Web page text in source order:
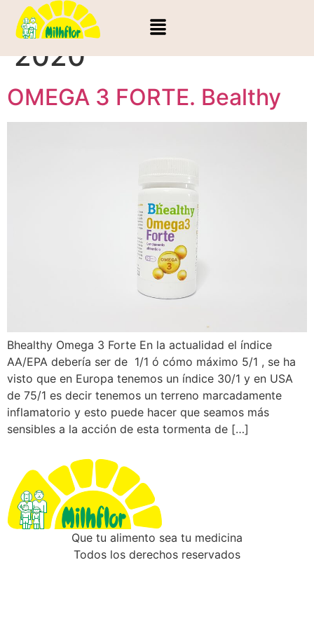
Día:29 de abril de
2020
OMEGA 3 FORTE. Bealthy
Bhealthy Omega 3 Forte En la actualidad el índice
AA/EPA debería ser de 1/1 ó cómo máximo 5/1 , se ha
visto que en Europa tenemos un índice 30/1 y en USA
de 75/1 es decir tenemos un terreno marcadamente
inflamatorio y esto puede hacer que seamos más
sensibles a la acción de esta tormenta de […]
Que tu alimento sea tu medicina
Todos los derechos reservados